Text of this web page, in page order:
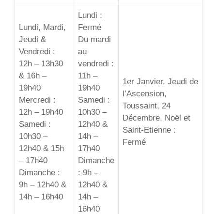
Lundi, Mardi,
Jeudi &
Vendredi :
12h – 13h30
& 16h –
19h40
Mercredi :
12h – 19h40
Samedi :
10h30 –
12h40 & 15h
– 17h40
Dimanche :
9h – 12h40 &
14h – 16h40
Lundi :
Fermé
Du mardi
au
vendredi :
11h –
19h40
Samedi :
10h30 –
12h40 &
14h –
17h40
Dimanche
: 9h –
12h40 &
14h –
16h40
1er Janvier, Jeudi de
l’Ascension,
Toussaint, 24
Décembre, Noël et
Saint-Etienne :
Fermé